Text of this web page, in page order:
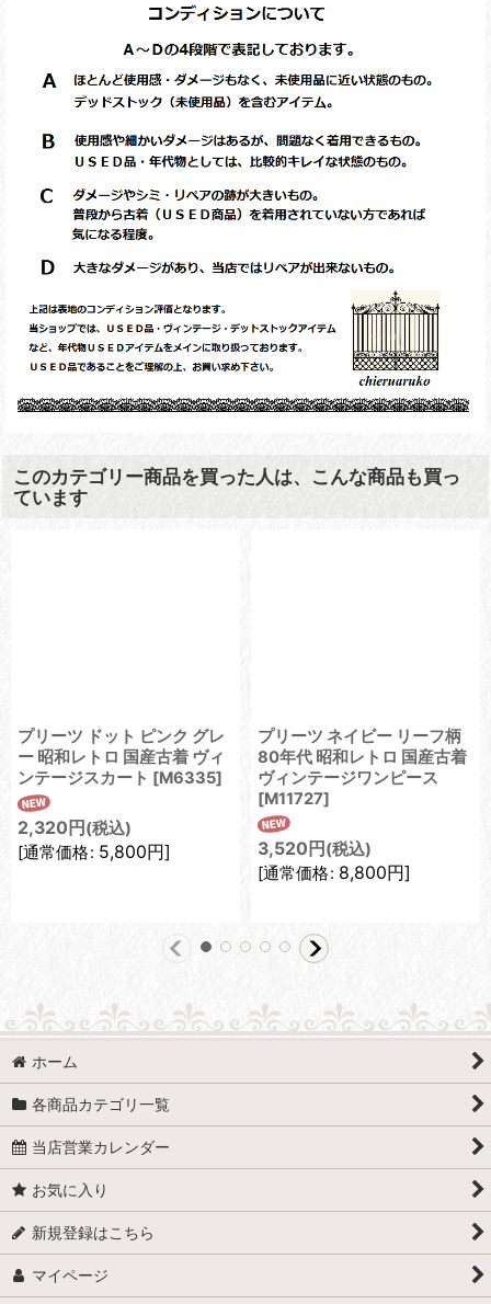
このカテゴリー商品を買った人は、こんな商品も買っ
ています
プリーツ ドット ピンク グレ
ー 昭和レトロ 国産古着 ヴィ
ンテージスカート [M6335]
2,320 円 (税込)
[通常価格: 5,800円]
プリーツ ネイビー リーフ柄
80年代 昭和レトロ 国産古着
ヴィンテージワンピース
[M11727]
3,520 円 (税込)
[通常価格: 8,800円]
ホーム
各商品カテゴリ一覧
当店営業カレンダー
お気に入り
新規登録はこちら
マイページ